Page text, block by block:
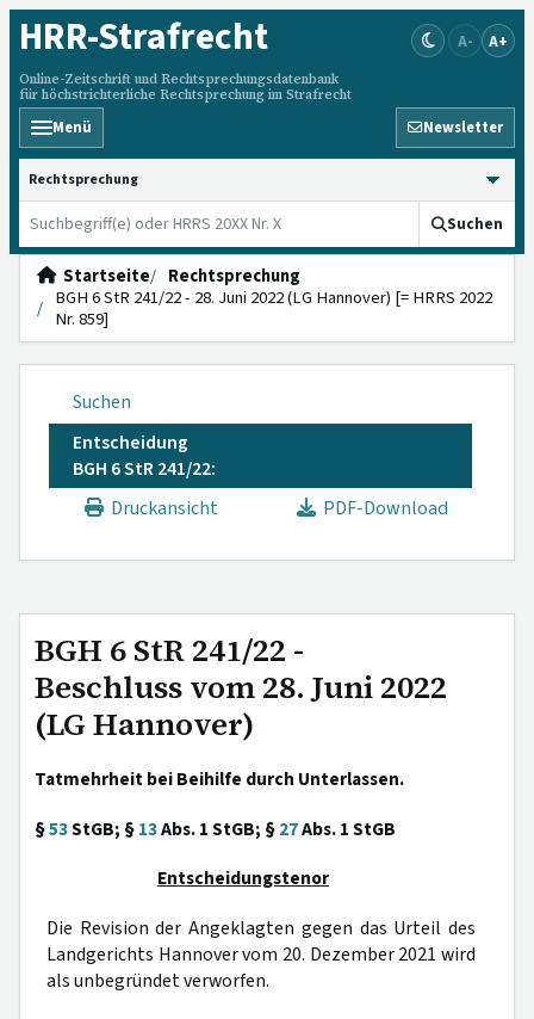
HRR-Strafrecht
Online-Zeitschrift und Rechtsprechungsdatenbank
für höchstrichterliche Rechtsprechung im Strafrecht
A- A+
Menü Newsletter
HRRS durchsuchen
Suchen
Startseite
Rechtsprechung
BGH 6 StR 241/22 - 28. Juni 2022 (LG Hannover) [= HRRS 2022
Nr. 859]
Suchen
Entscheidung
BGH 6 StR 241/22:
Druckansicht
PDF-Download
BGH 6 StR 241/22 -
Beschluss vom 28. Juni 2022
(LG Hannover)
Tatmehrheit bei Beihilfe durch Unterlassen.
§53StGB; §13Abs. 1 StGB; §27Abs. 1 StGB
Entscheidungstenor
Die Revision der Angeklagten gegen das Urteil des
Landgerichts Hannover vom 20. Dezember 2021 wird
als unbegründet verworfen.